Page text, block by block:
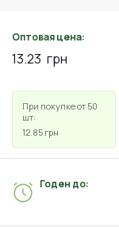
Оптовая цена:
13.23 грн
При покупке от 50
шт:
12.85 грн
Годен до: